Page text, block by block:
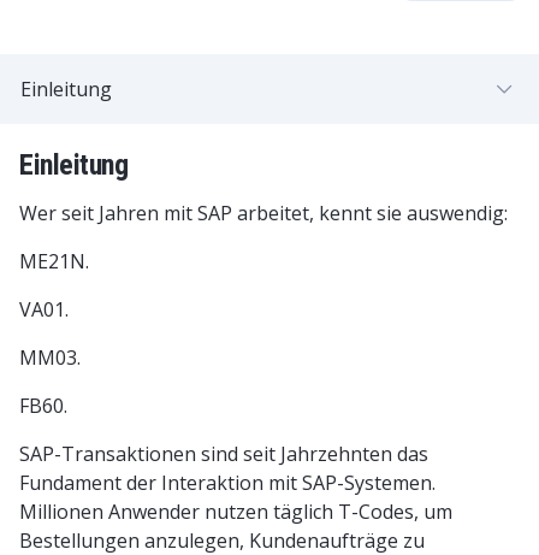
Einleitung
Wer seit Jahren mit SAP arbeitet, kennt sie auswendig:
ME21N.
VA01.
MM03.
FB60.
SAP-Transaktionen sind seit Jahrzehnten das
Fundament der Interaktion mit SAP-Systemen.
Millionen Anwender nutzen täglich T-Codes, um
Bestellungen anzulegen, Kundenaufträge zu
Einleitung